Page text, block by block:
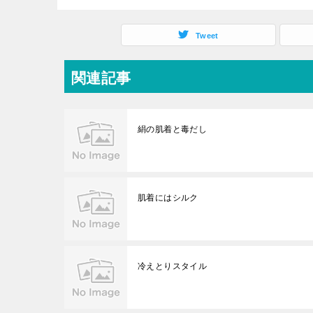
Tweet
関連記事
絹の肌着と毒だし
肌着にはシルク
冷えとりスタイル